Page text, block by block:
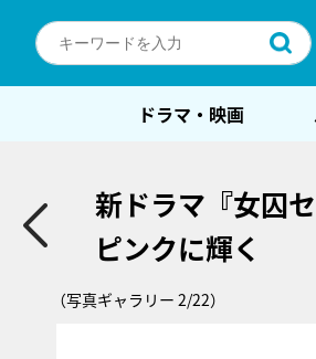
ドラマ・映画
新ドラマ『女囚
ピンクに輝く
（写真ギャラリー 2/22）